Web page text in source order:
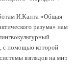
И.Канта «Общая
разума» нам
с помощью которой
взглядов на мир